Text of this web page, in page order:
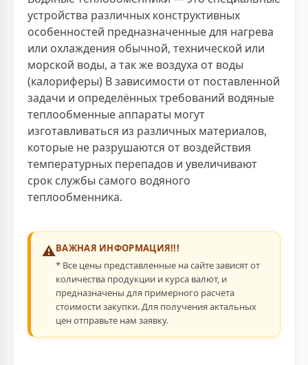
устройства различных конструктивных
особенностей предназначенные для нагрева
или охлаждения обычной, технической или
морской воды, а так же воздуха от воды
(калориферы) В зависимости от поставленной
задачи и определённых требований водяные
теплообменные аппараты могут
изготавливаться из различных материалов,
которые не разрушаются от воздействия
температурных перепадов и увеличивают
срок службы самого водяного
теплообменника.
⚠️ВАЖНАЯ ИНФОРМАЦИЯ!!!
* Все цены представленные на сайте зависят от
количества продукции и курса валют, и
предназначены для примерного расчета
стоимости закупки. Для получения актальных
цен отправьте нам заявку.